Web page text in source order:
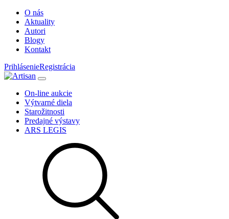
O nás
Aktuality
Autori
Blogy
Kontakt
PrihlásenieRegistrácia
On-line aukcie
Výtvarné diela
Starožitnosti
Predajné výstavy
ARS LEGIS